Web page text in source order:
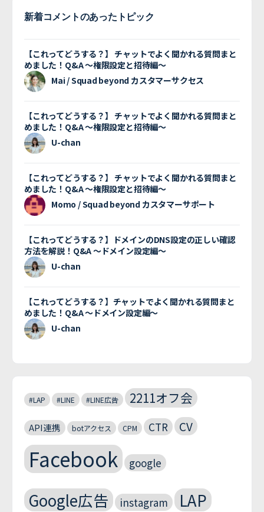
新着コメントのあったトピック
【これってどうする？】 チャットでよく聞かれる質問まと
めました！Q&A 〜権限設定と招待編〜
Mai / Squad beyond カスタマーサクセス
【これってどうする？】 チャットでよく聞かれる質問まと
めました！Q&A 〜権限設定と招待編〜
U-chan
【これってどうする？】 チャットでよく聞かれる質問まと
めました！Q&A 〜権限設定と招待編〜
Momo / Squad beyond カスタマーサポート
【これってどうする？】ドメインのDNS設定の正しい確認
方法を解説！Q&A 〜ドメイン設定編〜
U-chan
【これってどうする？】チャットでよく聞かれる質問まと
めました！Q&A 〜ドメイン設定編〜
U-chan
#LAP #LINE #LINE広告 2211オフ会
API連携 botアクセス CPM CTR CV
Facebook google
Google広告 instagram LAP